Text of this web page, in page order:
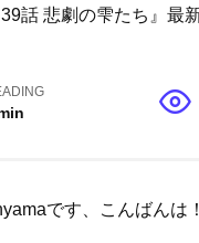
です、こんばんは！